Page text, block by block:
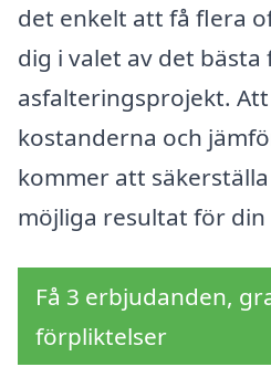
det enkelt att få flera
dig i valet av det
asfalteringsprojekt.
kostanderna och
kommer att
möjliga resultat för
Få 3 erbjudanden,
förpliktelser